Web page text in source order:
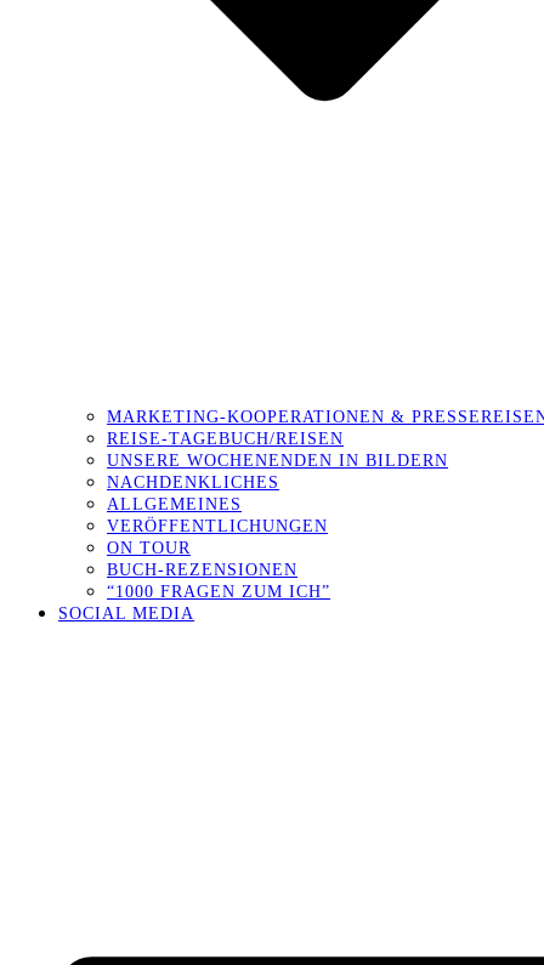
MARKETING-KOOPERATIONEN &
REISE-TAGEBUCH/REISEN
UNSERE WOCHENENDEN IN BILDERN
NACHDENKLICHES
ALLGEMEINES
VERÖFFENTLICHUNGEN
ON TOUR
BUCH-REZENSIONEN
“1000 FRAGEN ZUM ICH”
SOCIAL MEDIA